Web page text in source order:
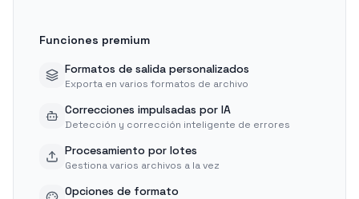
Funciones premium
Formatos de salida personalizados
Exporta en varios formatos de archivo
Correcciones impulsadas por IA
Detección y corrección inteligente de errores
Procesamiento por lotes
Gestiona varios archivos a la vez
Opciones de formato